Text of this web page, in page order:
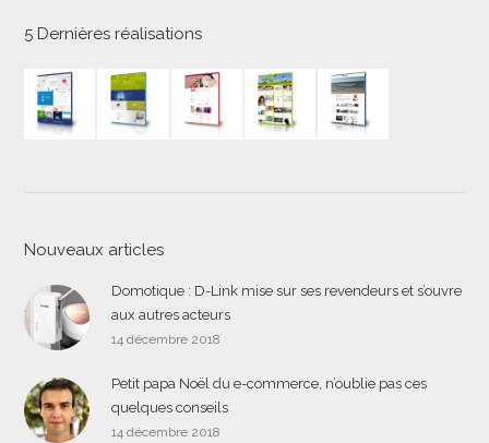
5 Dernières réalisations
Nouveaux articles
Domotique : D-Link mise sur ses revendeurs et s’ouvre
aux autres acteurs
14 décembre 2018
Petit papa Noël du e-commerce, n’oublie pas ces
quelques conseils
14 décembre 2018